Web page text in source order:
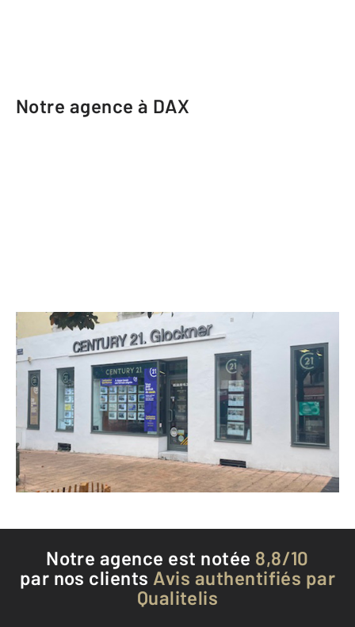
Notre agence à DAX
CENTURY 21 Glockner
1 Place des Trois Pigeons BP 104
DAX - 40100
Envoyer un message
Téléphoner à l'agence
Notre agence est notée 8,8/10
par nos clients Avis authentifiés par
Qualitelis